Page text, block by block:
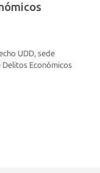
UDD, sede
Económicos